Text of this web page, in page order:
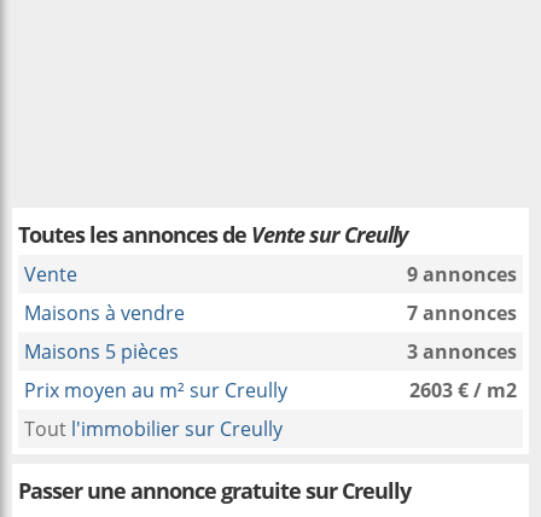
Toutes les annonces de Vente sur Creully
Vente
9 annonces
Maisons à vendre
7 annonces
Maisons 5 pièces
3 annonces
Prix moyen au m² sur Creully
2603 € / m2
Tout l'immobilier sur Creully
Passer une annonce gratuite sur Creully